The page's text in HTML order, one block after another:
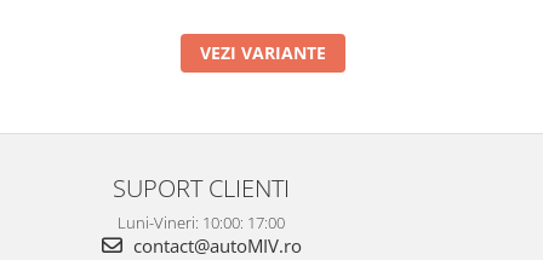
VEZI VARIANTE
SUPORT CLIENTI
Luni-Vineri: 10:00: 17:00
contact@autoMIV.ro